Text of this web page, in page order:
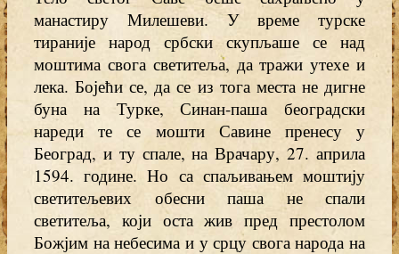
манастиру Милешеви. У време турске
тираније народ србски скупљаше се над
моштима свога светитеља, да тражи утехе и
лека. Бојећи се, да се из тога места не дигне
буна на Турке, Синан-паша београдски
нареди те се мошти Савине пренесу у
Београд, и ту спале, на Врачару, 27. априла
1594. године. Но са спаљивањем моштију
светитељевих обесни паша не спали
светитеља, који оста жив пред престолом
Божјим на небесима и у срцу свога народа на